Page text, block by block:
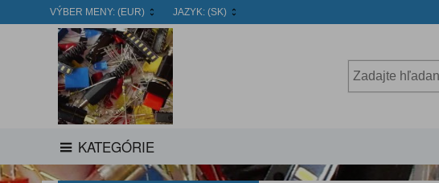
VÝBER MENY: (EUR) JAZYK: (SK)
KATEGÓRIE